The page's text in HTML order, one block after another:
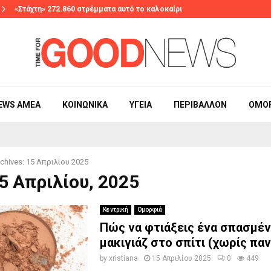
«Στάχτη» 272.860 στρέμματα αυτό το καλοκαίρι
ΑΜΕΑ ΚΟΙΝΩΝΙΚΆ ΥΓΕΊΑ ΠΕΡΙΒΆΛΛΟΝ
15 Απριλίου 2025
Απριλίου, 2025
Κεντρική Ομορφιά
Πώς να φτιάξεις ένα
μακιγιάζ στο σπίτι (χωρίς
by xristiana 15 Απριλίου 2025 0 449